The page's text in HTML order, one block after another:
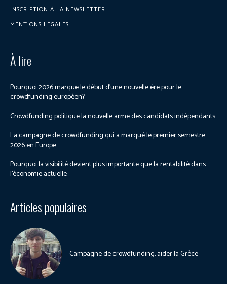
INSCRIPTION À LA NEWSLETTER
MENTIONS LÉGALES
À lire
Pourquoi 2026 marque le début d’une nouvelle ère pour le
crowdfunding européen?
Crowdfunding politique la nouvelle arme des candidats indépendants
La campagne de crowdfunding qui a marqué le premier semestre
2026 en Europe
Pourquoi la visibilité devient plus importante que la rentabilité dans
l’économie actuelle
Articles populaires
Campagne de crowdfunding, aider la Grèce